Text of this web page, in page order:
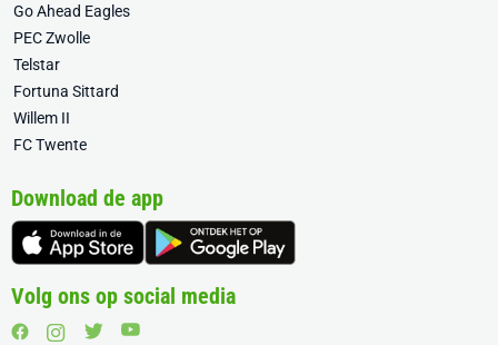
Go Ahead Eagles
PEC Zwolle
Telstar
Fortuna Sittard
Willem II
FC Twente
Download de app
Volg ons op social media